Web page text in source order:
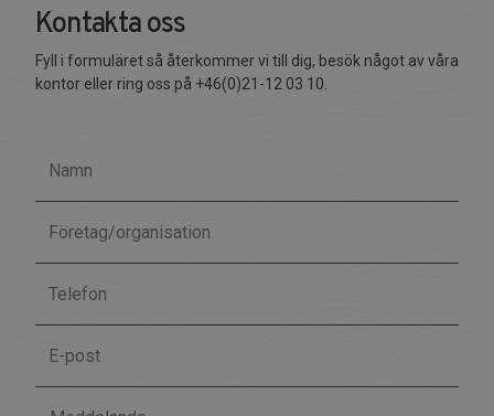
Kontakta oss
Fyll i formuläret så återkommer vi till dig, besök något av våra
kontor eller ring oss på +46(0)21-12 03 10.